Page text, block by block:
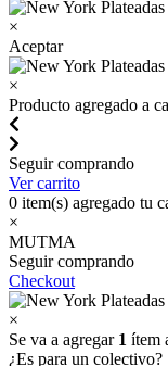
×
Aceptar
×
Producto agregado a
Seguir comprando
Ver carrito
0 item(s) agregado tu
×
MUTMA
Seguir comprando
Checkout
×
Se va a agregar 1 ítem
¿Es para un colectivo?